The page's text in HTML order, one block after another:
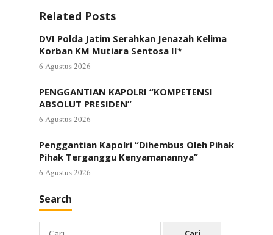
Related Posts
DVI Polda Jatim Serahkan Jenazah Kelima
Korban KM Mutiara Sentosa II*
6 Agustus 2026
PENGGANTIAN KAPOLRI “KOMPETENSI
ABSOLUT PRESIDEN”
6 Agustus 2026
Penggantian Kapolri “Dihembus Oleh Pihak
Pihak Terganggu Kenyamanannya”
6 Agustus 2026
Search
Cari